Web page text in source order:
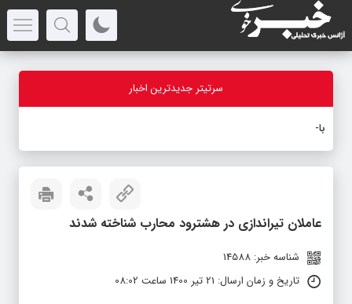
سرتیتر جدیدترین اخبار
بازدید
عاملان تیراندازی در هشترود محارب شناخته شدند
شناسه خبر: 14588
تاریخ و زمان ارسال: 21 تیر 1400 ساعت 08:02